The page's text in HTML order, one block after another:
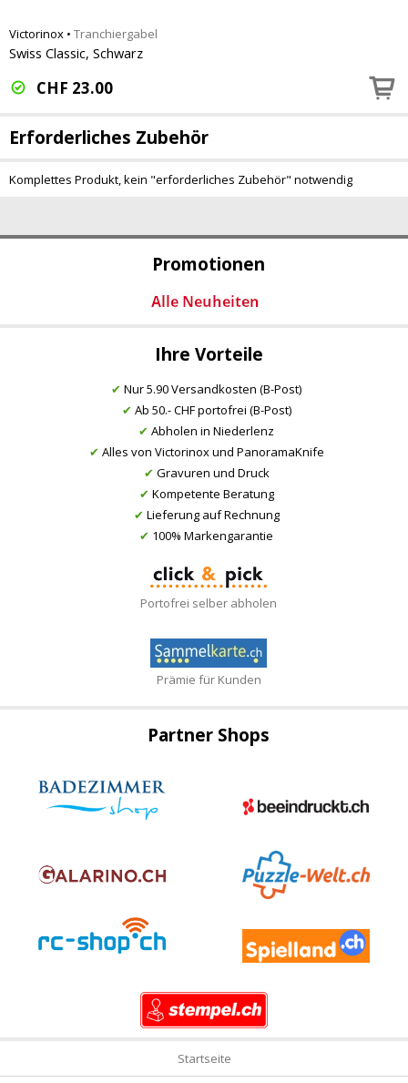
Promotionen
Ihre Vorteile
✔ Nur 5.90 Versandkosten (B-Post)
✔ Ab 50.- CHF portofrei (B-Post)
✔ Abholen in Niederlenz
✔ Alles von Victorinox und PanoramaKnife
✔ Gravuren und Druck
✔ Kompetente Beratung
✔ Lieferung auf Rechnung
✔ 100% Markengarantie
Portofrei selber abholen
Prämie für Kunden
Victorinox • Tranchiergabel
Swiss Classic, Schwarz
CHF 23.00
Erforderliches Zubehör
Komplettes Produkt, kein "erforderliches Zubehör" notwendig
Partner Shops
Startseite